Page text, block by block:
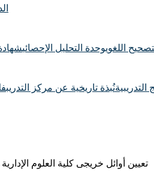
اللغويوحدة التحليل الإحصائي
نُبذة تاريخية عن مركز التدريب
تعيين أوائل خريجى كلية العلوم الإدارية